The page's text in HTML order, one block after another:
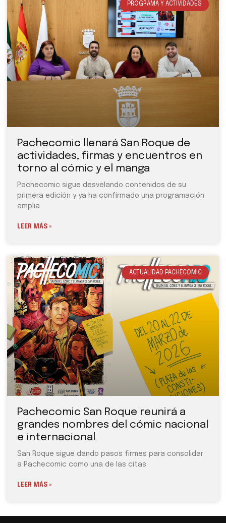
PROGRAMA Y ACTIVIDADES
Pachecomic llenará San Roque de
actividades, firmas y encuentros en
torno al cómic y el manga
Pachecomic sigue desvelando contenidos de su
primera edición y ya ha confirmado una programación
amplia
LEER MÁS »
ACTUALIDAD PACHECOMIC
Pachecomic San Roque reunirá a
grandes nombres del cómic nacional
e internacional
San Roque sigue dando pasos firmes para consolidar
a Pachecomic como una de las citas
LEER MÁS »